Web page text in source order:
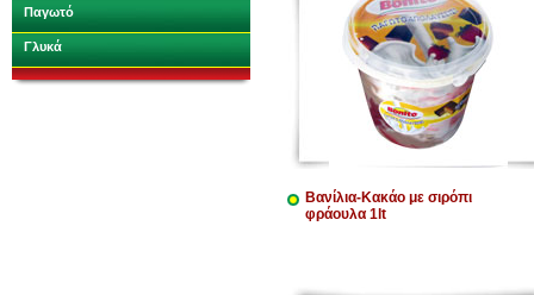
Παγωτό
Γλυκά
Βανίλια-Κακάο με σιρόπι
φράουλα 1lt